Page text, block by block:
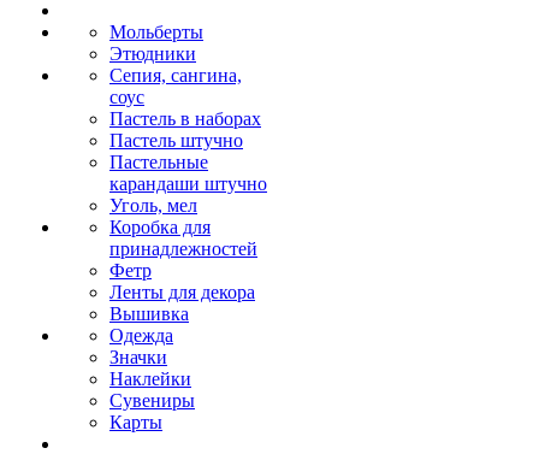
Мольберты
Этюдники
Сепия, сангина,
соус
Пастель в наборах
Пастель штучно
Пастельные
карандаши штучно
Уголь, мел
Коробка для
принадлежностей
Фетр
Ленты для декора
Вышивка
Одежда
Значки
Наклейки
Сувениры
Карты